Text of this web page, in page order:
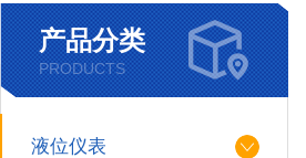
产品分类
PRODUCTS
液位仪表